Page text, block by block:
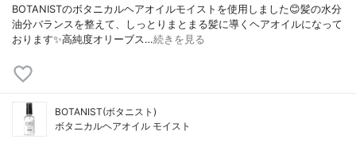
BOTANISTのボタニカルヘアオイルモイストを使用しました😊髪の水分
油分バランスを整えて、しっとりまとまる髪に導くヘアオイルになって
おります✨高純度オリーブス…続きを見る
BOTANIST(ボタニスト)
ボタニカルヘアオイル モイスト